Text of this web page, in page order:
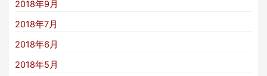
2018年9月
2018年7月
2018年6月
2018年5月